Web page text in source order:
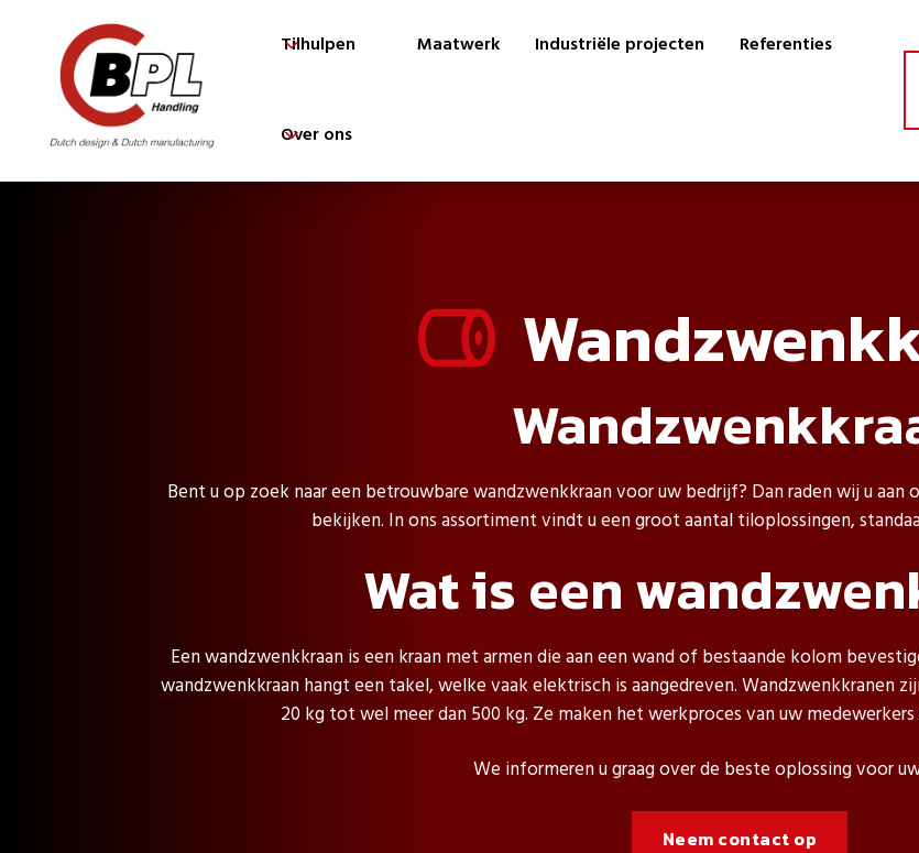
Tilhulpen Maatwerk Industriële projecten Referenties
Over ons
Bent u op zoek naar een betrouwbare wandzwenkkraan voor uw bedrijf? Dan raden wij u aan
bekijken. In ons assortiment vindt u een groot aantal tiloplossingen,
Wat is een
Een wandzwenkkraan is een kraan met armen die aan een wand of bestaande kolom
wandzwenkkraan hangt een takel, welke vaak elektrisch is aangedreven. Wandzwenkkranen
20 kg tot wel meer dan 500 kg. Ze maken het werkproces van uw
We informeren u graag over de beste oplossing voor
Neem contact op